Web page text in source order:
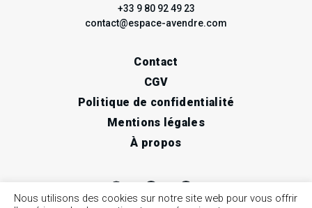
+33 9 80 92 49 23
contact@espace-avendre.com
Contact
CGV
Politique de confidentialité
Mentions légales
À propos
Nous utilisons des cookies sur notre site web pour vous offrir